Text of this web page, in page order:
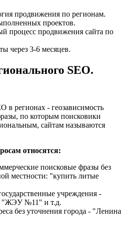
продвижения по регионам.
проектов.
процесс продвижения сайта по
через 3-6 месяцев.
SEO.
в регионах - геозависимость
по которым поисковики
сайтам называются
относятся:
поисковые фразы без
местности: "купить литые
учреждения -
"ЖЭУ №11" и т.д.
без уточнения города - "Ленина